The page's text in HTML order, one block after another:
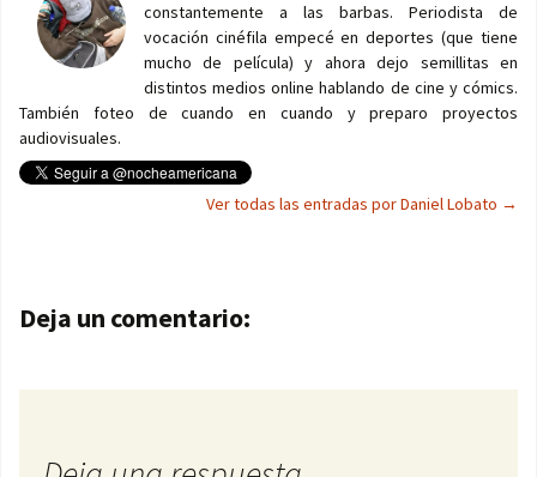
constantemente a las barbas. Periodista de
vocación cinéfila empecé en deportes (que tiene
mucho de película) y ahora dejo semillitas en
distintos medios online hablando de cine y cómics.
También foteo de cuando en cuando y preparo proyectos
audiovisuales.
Ver todas las entradas por Daniel Lobato →
Navegación de entradas
Deja un comentario: